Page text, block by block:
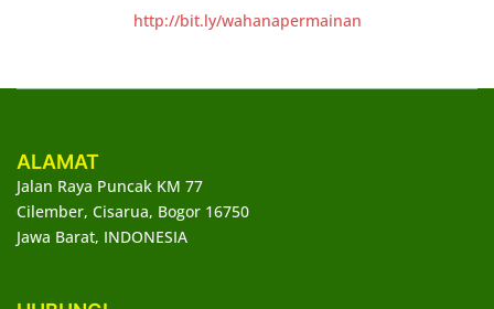
http://bit.ly/wahanapermainan
ALAMAT
Jalan Raya Puncak KM 77
Cilember, Cisarua, Bogor 16750
Jawa Barat, INDONESIA